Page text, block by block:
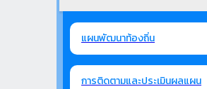
แผนพัฒนาท้องถิ่น
การติดตามและประเมินผลแผน